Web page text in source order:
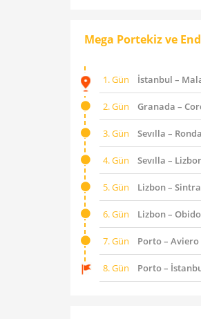
Mega Portekiz ve
1. Gün
İstanbul –
2. Gün Granada –
3. Gün Sevılla –
4. Gün Sevılla –
5. Gün Lizbon –
6. Gün Lizbon –
7. Gün Porto –
8. Gün Porto –